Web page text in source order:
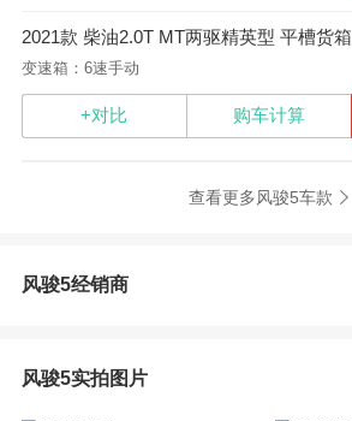
2021款 柴油2.0T MT两驱精英型 平槽货箱
变速箱：6速手动
+对比 购车计算
查看更多风骏5车款
风骏5经销商
风骏5实拍图片